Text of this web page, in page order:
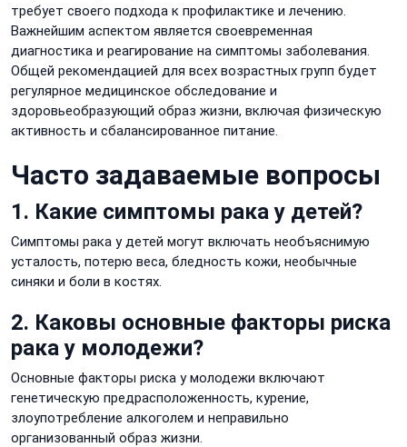
требует своего подхода к профилактике и лечению.
Важнейшим аспектом является своевременная
диагностика и реагирование на симптомы заболевания.
Общей рекомендацией для всех возрастных групп будет
регулярное медицинское обследование и
здоровьеобразующий образ жизни, включая физическую
активность и сбалансированное питание.
Часто задаваемые вопросы
1. Какие симптомы рака у детей?
Симптомы рака у детей могут включать необъяснимую
усталость, потерю веса, бледность кожи, необычные
синяки и боли в костях.
2. Каковы основные факторы риска
рака у молодежи?
Основные факторы риска у молодежи включают
генетическую предрасположенность, курение,
злоупотребление алкоголем и неправильно
организованный образ жизни.